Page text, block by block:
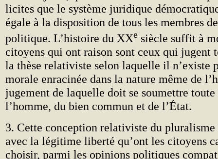
licites que le système juridique
égale à la disposition de tous les membres
politique. L’histoire du XXe siècle suffit à
citoyens qui ont raison sont ceux qui jugent
la thèse relativiste selon laquelle il n’existe
morale enracinée dans la nature même de
jugement de laquelle doit se soumettre
l’homme, du bien commun et de l’État.
3. Cette conception relativiste du pluralisme
avec la légitime liberté qu’ont les citoyens
choisir, parmi les opinions politiques